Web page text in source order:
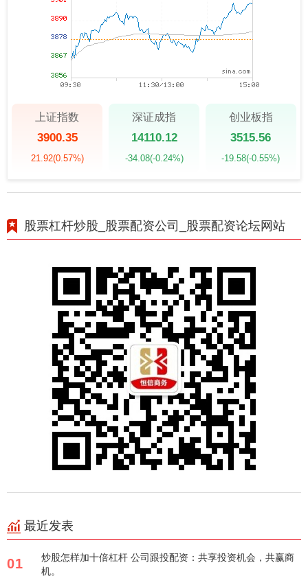
上证指数
3900.35
21.92(0.57%)
深证成指
14110.12
-34.08(-0.24%)
创业板指
3515.56
-19.58(-0.55%)
股票杠杆炒股_股票配资公司_股票配资论坛网站
最近发表
01
炒股怎样加十倍杠杆 公司跟投配资：共享投资机会，共赢商
机。